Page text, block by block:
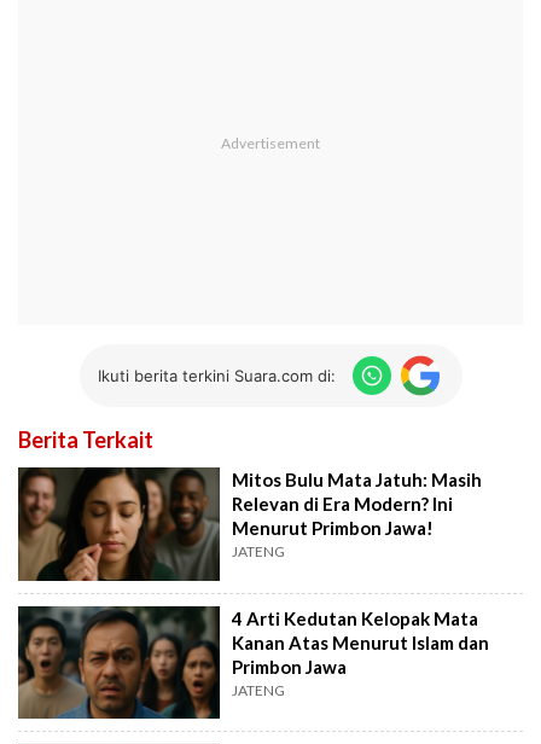
Ikuti berita terkini Suara.com di:
Berita Terkait
Mitos Bulu Mata Jatuh: Masih
Relevan di Era Modern? Ini
Menurut Primbon Jawa!
JATENG
4 Arti Kedutan Kelopak Mata
Kanan Atas Menurut Islam dan
Primbon Jawa
JATENG